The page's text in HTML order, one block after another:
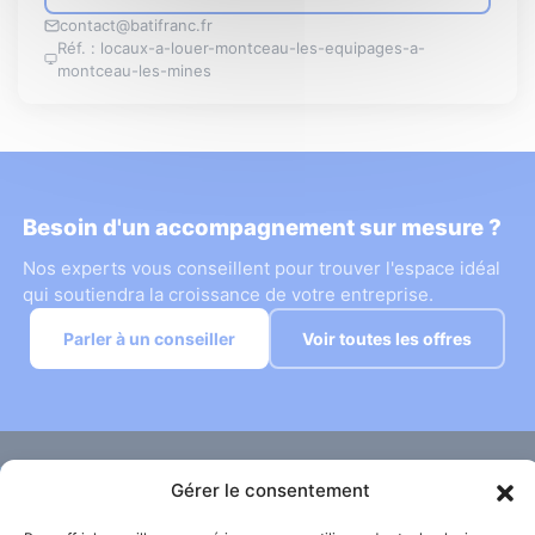
Gérer le consentement
contact@batifranc.fr
Réf. : locaux-a-louer-montceau-les-equipages-a-
montceau-les-mines
Besoin d'un accompagnement sur mesure ?
Nos experts vous conseillent pour trouver l'espace idéal
qui soutiendra la croissance de votre entreprise.
Parler à un conseiller Voir toutes les offres